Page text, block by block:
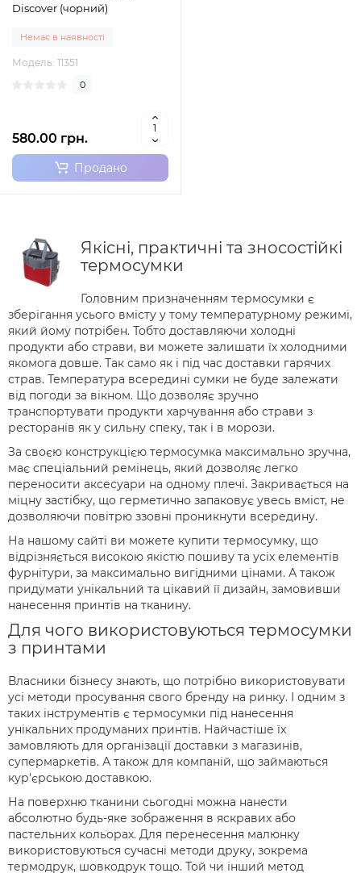
Discover (чорний)
Немає в наявності
Модель: 11351
0
580.00 грн.
Продано
Якісні, практичні та зносостійкі
термосумки
Головним призначенням термосумки є
зберігання усього вмісту у тому температурному режимі,
який йому потрібен. Тобто доставляючи холодні
продукти або страви, ви можете залишати їх холодними
якомога довше. Так само як і під час доставки гарячих
страв. Температура всередині сумки не буде залежати
від погоди за вікном. Що дозволяє зручно
транспортувати продукти харчування або страви з
ресторанів як у сильну спеку, так і в морози.
За своєю конструкцією термосумка максимально зручна,
має спеціальний ремінець, який дозволяє легко
переносити аксесуари на одному плечі. Закривається на
міцну застібку, що герметично запаковує увесь вміст, не
дозволяючи повітрю ззовні проникнути всередину.
На нашому сайті ви можете купити термосумку, що
відрізняється високою якістю пошиву та усіх елементів
фурнітури, за максимально вигідними цінами. А також
придумати унікальний та цікавий її дизайн, замовивши
нанесення принтів на тканину.
Для чого використовуються термосумки
з принтами
Власники бізнесу знають, що потрібно використовувати
усі методи просування свого бренду на ринку. І одним з
таких інструментів є термосумки під нанесення
унікальних продуманих принтів. Найчастіше їх
замовляють для організації доставки з магазинів,
супермаркетів. А також для компаній, що займаються
кур'єрською доставкою.
На поверхню тканини сьогодні можна нанести
абсолютно будь-яке зображення в яскравих або
пастельних кольорах. Для перенесення малюнку
використовуються сучасні методи друку, зокрема
термодрук, шовкодрук тощо. Той чи інший метод